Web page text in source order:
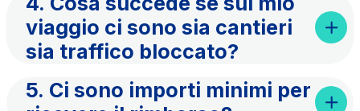
Tangenziale di Napoli S.p.A.
Km rete: 20
viaggio ci sono sia cantieri
sia traffico bloccato?
5. Ci sono importi minimi per